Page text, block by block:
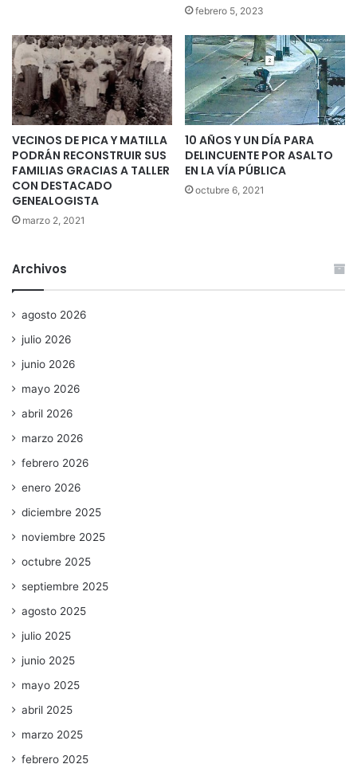
febrero 5, 2023
VECINOS DE PICA Y MATILLA
PODRÁN RECONSTRUIR SUS
FAMILIAS GRACIAS A TALLER
CON DESTACADO
GENEALOGISTA
marzo 2, 2021
10 AÑOS Y UN DÍA PARA
DELINCUENTE POR ASALTO
EN LA VÍA PÚBLICA
octubre 6, 2021
Archivos
agosto 2026
julio 2026
junio 2026
mayo 2026
abril 2026
marzo 2026
febrero 2026
enero 2026
diciembre 2025
noviembre 2025
octubre 2025
septiembre 2025
agosto 2025
julio 2025
junio 2025
mayo 2025
abril 2025
marzo 2025
febrero 2025